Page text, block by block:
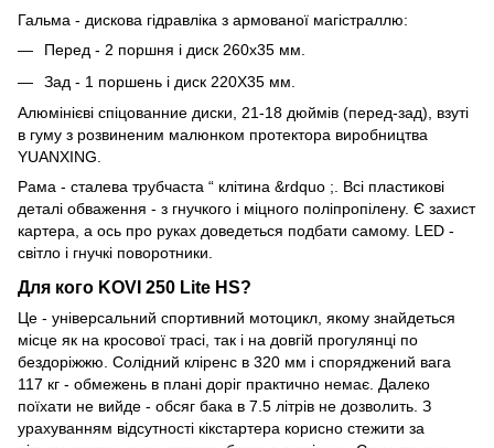
Гальма - дискова гідравліка з армованої магістраллю:
Перед - 2 поршня і диск 260х35 мм.
Зад - 1 поршень і диск 220Х35 мм.
Алюмінієві спіцованние диски, 21-18 дюймів (перед-зад), взуті
в гуму з розвиненим малюнком протектора виробництва
YUANXING.
Рама - сталева трубчаста “ клітина &rdquo ;. Всі пластикові
деталі обваження - з гнучкого і міцного поліпропілену. Є захист
картера, а ось про руках доведеться подбати самому. LED -
світло і гнучкі поворотники.
Для кого KOVI 250 Lite HS?
Це - універсальний спортивний мотоцикл, якому знайдеться
місце як на кросової трасі, так і на довгій прогулянці по
бездоріжжю. Солідний кліренс в 320 мм і споряджений вага
117 кг - обмежень в плані доріг практично немає. Далеко
поїхати не вийде - обсяг бака в 7.5 літрів не дозволить. З
урахуванням відсутності кікстартера корисно стежити за